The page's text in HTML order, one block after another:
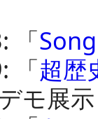
「
「超歴
モ展